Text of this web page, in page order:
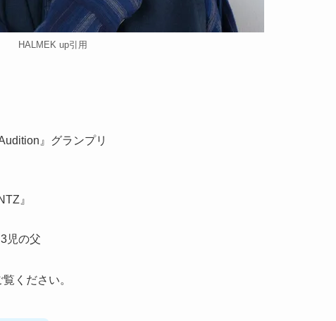
HALMEK up引用
』グランプリ
』
児の父
覧ください。